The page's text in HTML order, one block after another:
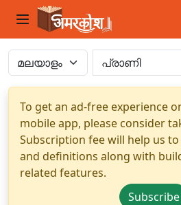
To get an ad-free experience
mobile app, please consider
Subscription fee will help us
and definitions along with
related features.
Subscribe